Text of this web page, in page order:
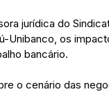
jurídica do
Unibanco, os
bancário.
o cenário das